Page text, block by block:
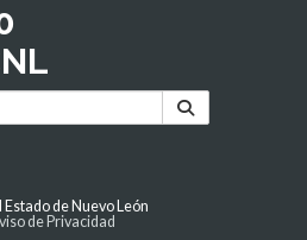
de Nuevo León
de Privacidad